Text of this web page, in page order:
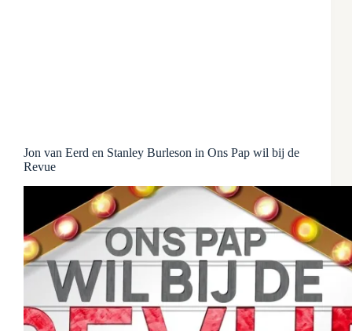
Jon van Eerd en Stanley Burleson in Ons Pap wil bij de
Revue